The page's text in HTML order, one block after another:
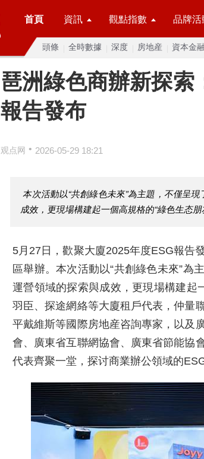
首頁 資訊 觀點指數 品牌活
頭條 全時數據 深度 房地産 資本金融
琶洲綠色商辦新探索
報告發布
观点网 • 2026-05-29 18:21
本次活動以“共創綠色未來”為主題，不僅呈
成效，更現場構建起一個高規格的“綠色生态朋
5月27日，歡聚大廈2025年度ESG報告
區舉辦。本次活動以“共創綠色未來”為
運營領域的探索與成效，更現場構建
羽臣、探途網絡等大廈租戶代表，仲量
平戴維斯等國際房地産咨詢專家，以及
會、廣東省互聯網協會、廣東省節能協
代表齊聚一堂，探讨商業辦公領域的